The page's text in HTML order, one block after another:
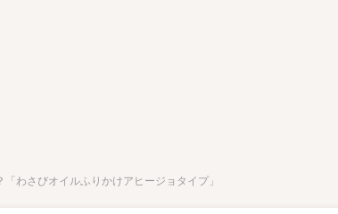
わさびオイルふりかけアヒージョタイプ」